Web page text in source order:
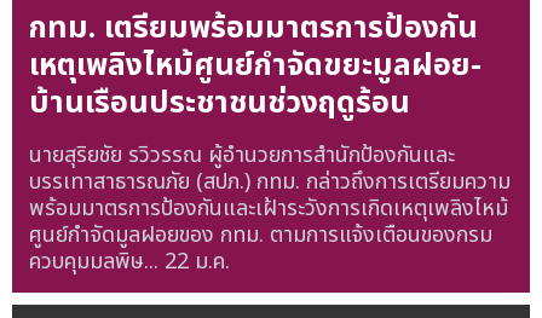
กทม. เตรียมพร้อมมาตรการป้องกัน
เหตุเพลิงไหม้ศูนย์กำจัดขยะมูลฝอย-
บ้านเรือนประชาชนช่วงฤดูร้อน
นายสุริยชัย รวิวรรณ ผู้อำนวยการสำนักป้องกันและ
บรรเทาสาธารณภัย (สปภ.) กทม. กล่าวถึงการเตรียมความ
พร้อมมาตรการป้องกันและเฝ้าระวังการเกิดเหตุเพลิงไหม้
ศูนย์กำจัดมูลฝอยของ กทม. ตามการแจ้งเตือนของกรม
ควบคุมมลพิษ... 22 ม.ค.